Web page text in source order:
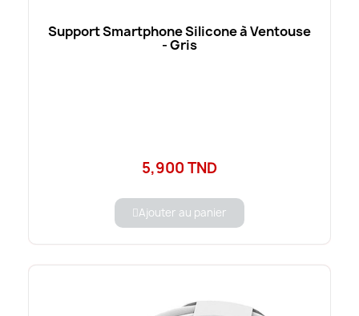
Support Smartphone Silicone à Ventouse
- Gris
5,900 TND
Ajouter au panier